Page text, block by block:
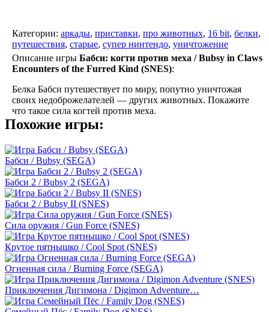
Категории: аркады, приставки, про животных, 16 bit, белки,
путешествия, старые, супер нинтендо, уничтожение
Описание игры Бабси: когти против меха / Bubsy in Claws
Encounters of the Furred Kind (SNES):
Белка Бабси путешествует по миру, попутно уничтожая
своих недоброжелателей — других животных. Покажите
что такое сила когтей против меха.
Похожие игры:
Бабси / Bubsy (SEGA)
Бабси 2 / Bubsy 2 (SEGA)
Бабси 2 / Bubsy II (SNES)
Сила оружия / Gun Force (SNES)
Крутое пятнышко / Cool Spot (SNES)
Огненная сила / Burning Force (SEGA)
Приключения Дигимона / Digimon Adventure…